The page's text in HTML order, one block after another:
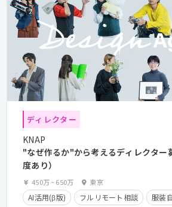
ディレクター
KNAP
"なぜ作るか"から考えるディレクター
度あり）
450万~650万 東京
AI活用(β版) フルリモート相談
服装